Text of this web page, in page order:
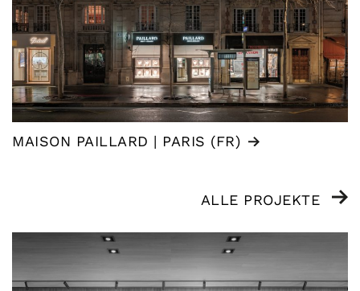
MAISON PAILLARD | PARIS (FR)
ALLE PROJEKTE